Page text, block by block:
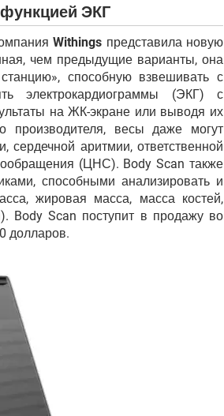
ЭКГ
Withings представила новую
чем предыдущие варианты, она
способную взвешивать с
электрокардиограммы (ЭКГ) с
на ЖК-экране или выводя их
производителя, весы даже могут
сердечной аритмии, ответственной
(ЦНС). Body Scan также
способными анализировать и
жировая масса, масса костей,
Body Scan поступит в продажу во
долларов.